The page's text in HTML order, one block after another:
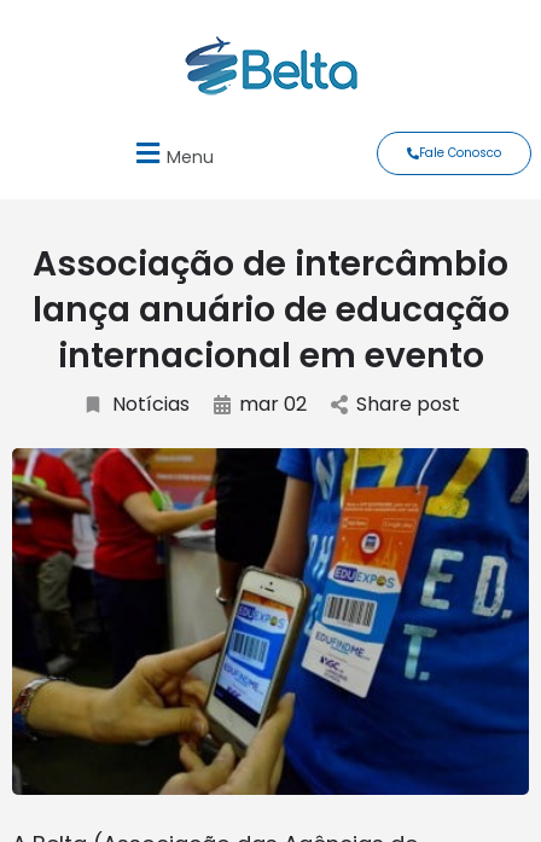
Menu Fale Conosco
Associação de intercâmbio
lança anuário de educação
internacional em evento
Notícias mar 02 Share post